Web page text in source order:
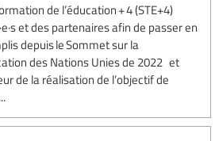
de l’éducation + 4 (STE+4)
et des partenaires afin de passer en
depuis le Sommet sur la
des Nations Unies de 2022 et
de la réalisation de l’objectif de